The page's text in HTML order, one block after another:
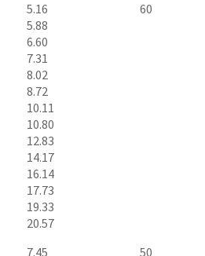
5.16
5.88
6.60
7.31
8.02
8.72
10.11
10.80
12.83
14.17
16.14
17.73
19.33
20.57
60
7.45
50